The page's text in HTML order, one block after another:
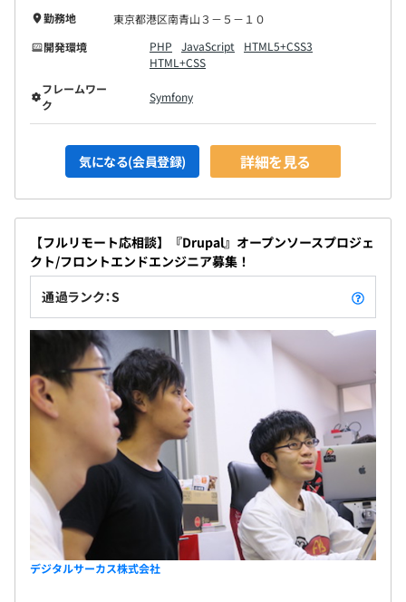
勤務地
東京都港区南青山３－５－１０
開発環境
PHP JavaScript
HTML5+CSS3
HTML+CSS
フレームワー
ク
Symfony
気になる(会員登録) 詳細を見る
【フルリモート応相談】『Drupal』オープンソースプロジェ
クト/フロントエンドエンジニア募集！
通過ランク：S
デジタルサーカス株式会社